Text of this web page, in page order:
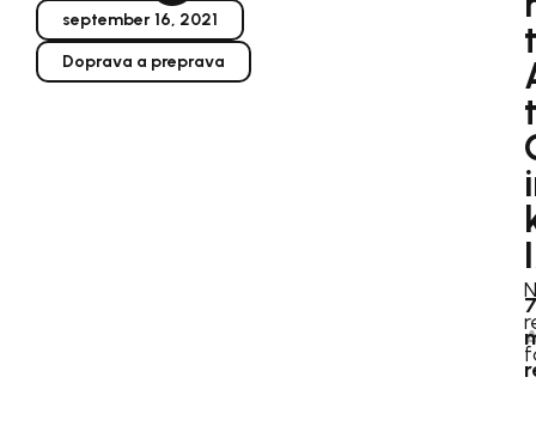
september 16, 2021
Doprava a preprava
7